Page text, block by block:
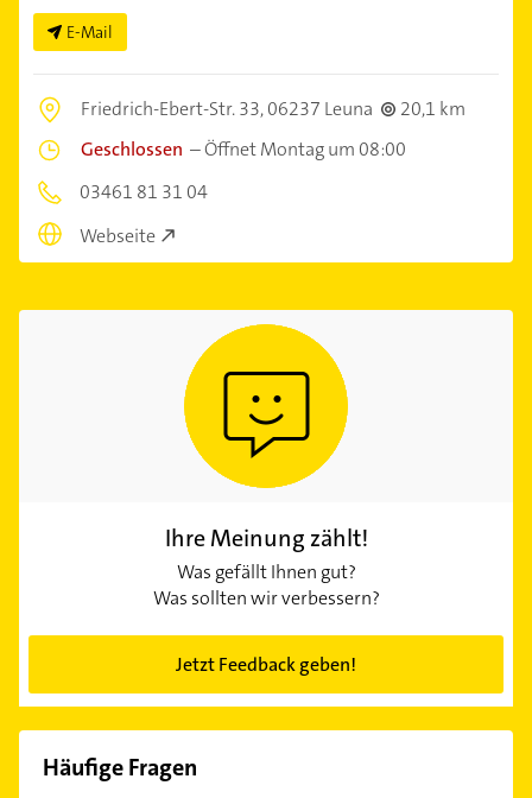
E-Mail
Friedrich-Ebert-Str. 33,06237 Leuna
20,1 km
Geschlossen –Öffnet Montag um 08:00
03461 81 31 04
Webseite
Ihre Meinung zählt!
Was gefällt Ihnen gut?
Was sollten wir verbessern?
Jetzt Feedback geben!
Häufige Fragen